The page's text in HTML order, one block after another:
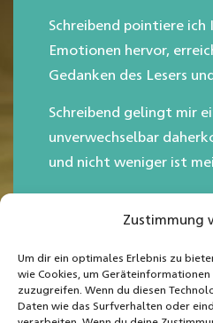
Zustimmung
Um dir ein optimales Erlebnis zu
wie Cookies, um
zuzugreifen. Wenn du diesen
Daten wie das Surfverhalten oder
Schreibend pointiere ich
Emotionen hervor,
Gedanken des Lesers
Schreibend gelingt mir
unverwechselbar
und nicht weniger ist